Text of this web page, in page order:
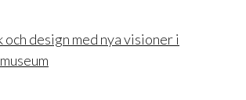
design med nya visioner i